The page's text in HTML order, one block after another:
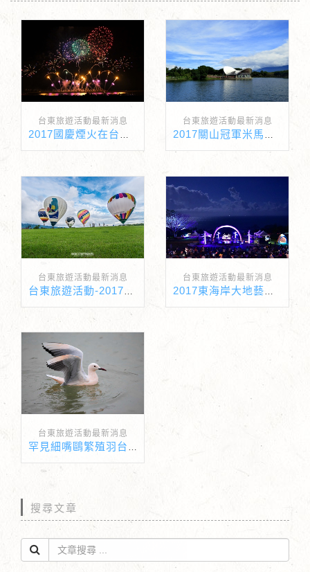
台東旅遊活動最新消息
2017國慶煙火在台東！！
台東旅遊活動最新消息
2017關山冠軍米馬拉松即日起開放報名
台東旅遊活動最新消息 台東旅遊活動最新消息
台東旅遊活動最新消息
罕見細嘴鷗繁殖羽台東現蹤跡
搜尋文章